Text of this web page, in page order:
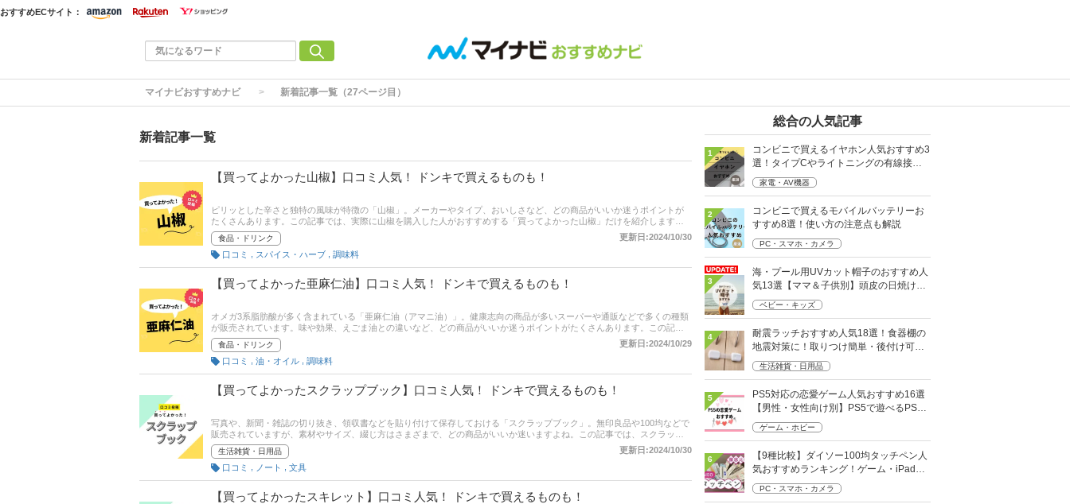
おすすめECサイト：
マイナビおすすめナビ 新着記事一覧（27ページ目）
新着記事一覧
【買ってよかった山椒】口コミ人気！ ドンキで買えるものも！
ピリッとした辛さと独特の風味が特徴の「山椒」。メーカーやタイプ、おいしさなど、どの商品がいいか迷うポイントが
たくさんあります。この記事では、実際に山椒を購入した人がおすすめする「買ってよかった山椒」だけを紹介します。
商品の口コミはもちろん、コスパや味・おいしさの満足度といった評価ポイントも聞いてみたので、各項目にも注目して
商品選びの参考にしてください！
食品・ドリンク
更新日:2024/10/30
口コミ
スパイス・ハーブ 調味料
【買ってよかった亜麻仁油】口コミ人気！ ドンキで買えるものも！
オメガ3系脂肪酸が多く含まれている「亜麻仁油（アマニ油）」。健康志向の商品が多いスーパーや通販などで多くの種類
が販売されています。味や効果、えごま油との違いなど、どの商品がいいか迷うポイントがたくさんあります。この記事
ではみんながおすすめする「買ってよかった亜麻仁油」だけを紹介します。 商品の口コミはもちろん、コスパや味、おい
しさ、食べやすさといった評価ポイントも聞いてみたので、各項目にも注目して商品選びの参考にしてください！
食品・ドリンク
更新日:2024/10/29
口コミ
油・オイル 調味料
【買ってよかったスクラップブック】口コミ人気！ ドンキで買えるものも！
写真や、新聞・雑誌の切り抜き、領収書などを貼り付けて保存しておける「スクラップブック」。無印良品や100均などで
販売されていますが、素材やサイズ、綴じ方はさまざまで、どの商品がいいか迷いますよね。この記事では、スクラップ
ブックを使っている人がおすすめする「買ってよかった商品」だけを紹介します。 商品の口コミはもちろん、コスパやデ
ザイン、使いやすさといった評価ポイントも聞いてみたので、各項目にも注目して商品選びの参考にしてください！
生活雑貨・日用品
更新日:2024/10/30
口コミ
ノート 文具
【買ってよかったスキレット】口コミ人気！ ドンキで買えるものも！
総合の人気記事
1
コンビニで買えるイヤホン人気おすすめ3
選！タイプCやライトニングの有線接続
タイプも
家電・AV機器
2
コンビニで買えるモバイルバッテリーお
すすめ8選！使い方の注意点も解説
PC・スマホ・カメラ
3
海・プール用UVカット帽子のおすすめ人
気13選【ママ＆子供別】頭皮の日焼け対
策に
ベビー・キッズ
4
耐震ラッチおすすめ人気18選！食器棚の
地震対策に！取りつけ簡単・後付け可能
も
生活雑貨・日用品
5
PS5対応の恋愛ゲーム人気おすすめ16選
【男性・女性向け別】PS5で遊べるPS4
ソフトも
ゲーム・ホビー
6
【9種比較】ダイソー100均タッチペン人
気おすすめランキング！ゲーム・iPad向
けなど
PC・スマホ・カメラ